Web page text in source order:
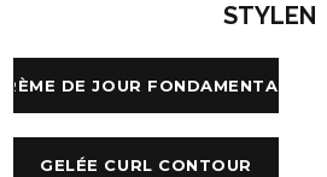
STYLEN
DE JOUR FONDAMENTALE
GELÉE CURL CONTOUR